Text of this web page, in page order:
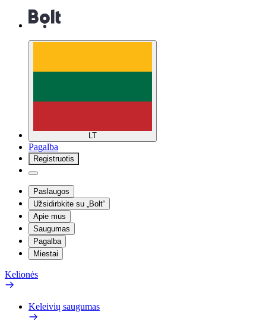
LT
Pagalba
Registruotis
Paslaugos
Užsidirbkite su „Bolt“
Apie mus
Saugumas
Pagalba
Miestai
Kelionės
Keleivių saugumas